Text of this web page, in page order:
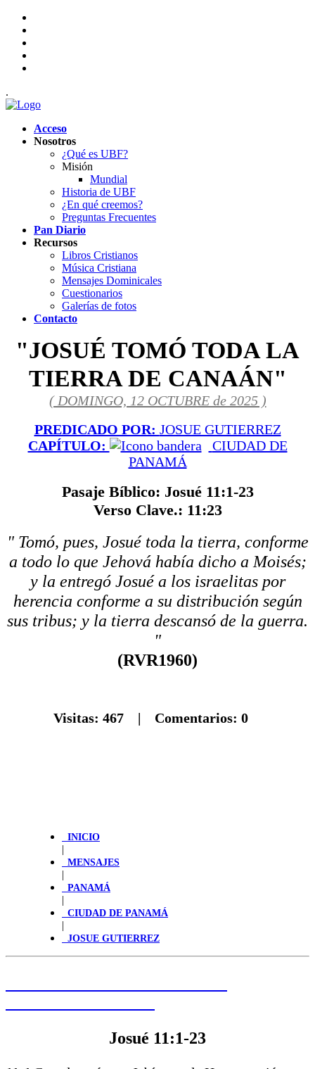
.
Acceso
Nosotros
¿Qué es UBF?
Misión
Mundial
Historia de UBF
¿En qué creemos?
Preguntas Frecuentes
Pan Diario
Recursos
Libros Cristianos
Música Cristiana
Mensajes Dominicales
Cuestionarios
Galerías de fotos
Contacto
"JOSUÉ TOMÓ TODA LA
TIERRA DE CANAÁN"
( DOMINGO, 12 OCTUBRE de 2025 )
PREDICADO POR: JOSUE GUTIERREZ
CAPÍTULO:
CIUDAD DE
PANAMÁ
Pasaje Bíblico: Josué 11:1-23
Verso Clave.: 11:23
" Tomó, pues, Josué toda la tierra, conforme
a todo lo que Jehová había dicho a Moisés;
y la entregó Josué a los israelitas por
herencia conforme a su distribución según
sus tribus; y la tierra descansó de la guerra.
"
(RVR1960)
Visitas: 467 | Comentarios: 0
INICIO
|
MENSAJES
|
PANAMÁ
|
CIUDAD DE PANAMÁ
|
JOSUE GUTIERREZ
Josué 11:1-23